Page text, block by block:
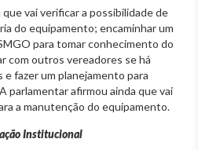
vai verificar a possibilidade de
do equipamento; encaminhar um
para tomar conhecimento do
com outros vereadores se há
fazer um planejamento para
parlamentar afirmou ainda que vai
a manutenção do equipamento.
Institucional